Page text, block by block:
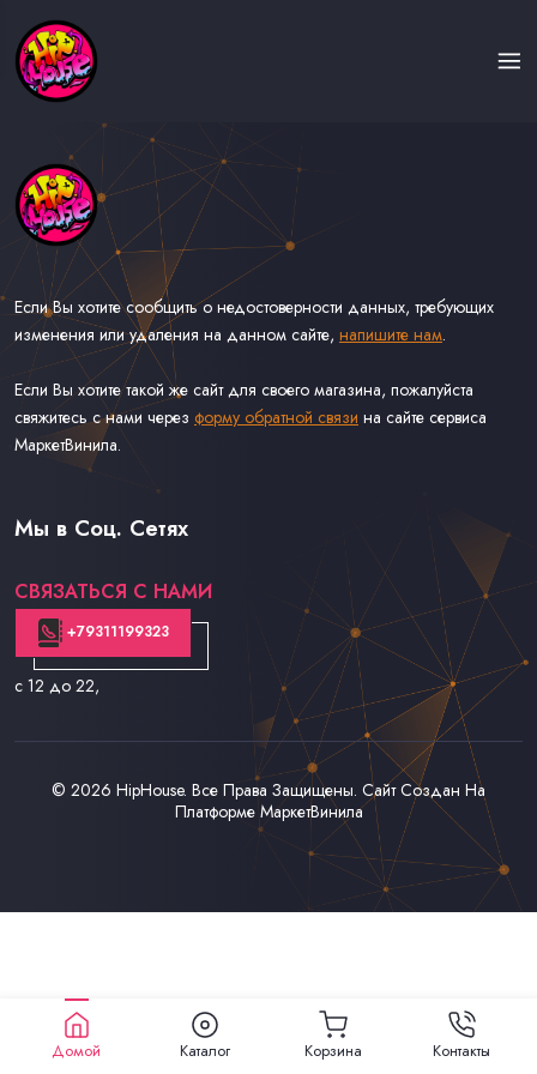
Если Вы хотите сообщить о недостоверности данных, требующих
изменения или удаления на данном сайте, напишите нам.
Если Вы хотите такой же сайт для своего магазина, пожалуйста
свяжитесь с нами через форму обратной связи на сайте сервиса
МаркетВинила.
Каталог Музыки на Виниле В Наличии
Доставка и Оплата
Мы в Соц. Сетях
СВЯЗАТЬСЯ С НАМИ
+79311199323
с 12 до 22,
© 2026 HipHouse. Все Права Защищены. Сайт Создан На
Платформе МаркетВинила
Домой Каталог Корзина Контакты